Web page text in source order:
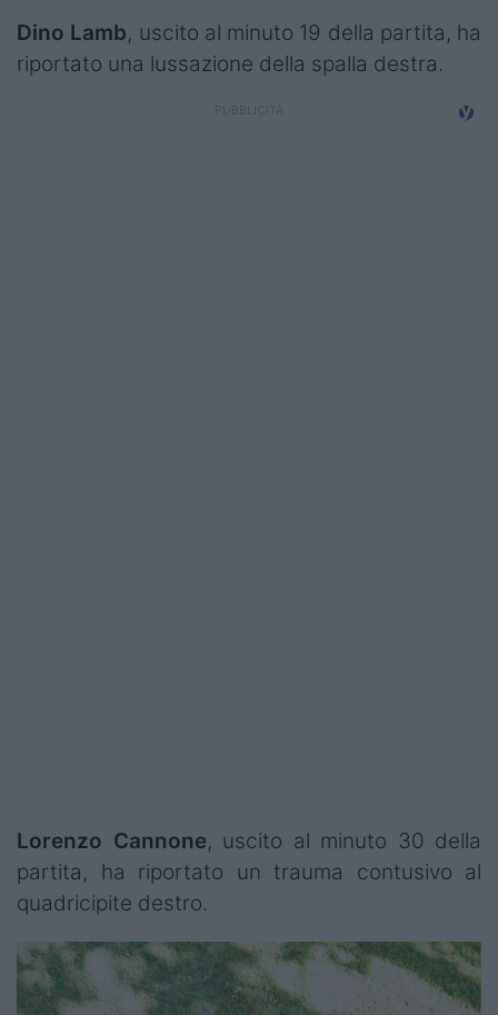
Dino Lamb, uscito al minuto 19 della partita, ha
riportato una lussazione della spalla destra.
Lorenzo Cannone, uscito al minuto 30 della
partita, ha riportato un trauma contusivo al
quadricipite destro.